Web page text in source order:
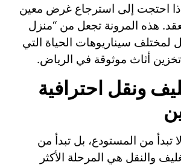
احتجت إلى استرجاع غرض معين
هذه المرونة تجعل من “منزل
لمختلف سيناريوهات الحياة التي
أثاث موثوقة في الرياض.
ونقل احترافية
تبدأ من المستودع، بل تبدأ من
والنقل هي المرحلة الأكثر